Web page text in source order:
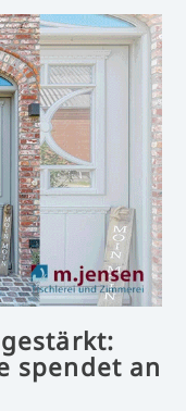
spendet an